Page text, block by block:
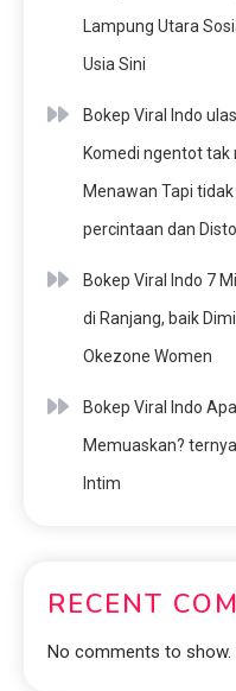
Lampung Utara
Usia Sini
Bokep Viral Indo
Komedi ngentot
Menawan Tapi
percintaan dan
Bokep Viral Indo 7
di Ranjang, baik
Okezone Women
Bokep Viral Indo
Memuaskan?
Intim
RECENT
No comments to show.